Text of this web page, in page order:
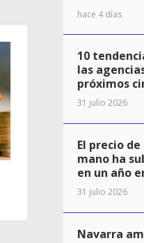
hace 4 días
10
las
próximos
31 julio 2026
El precio
mano ha
en un año
31 julio 2026
Navarra